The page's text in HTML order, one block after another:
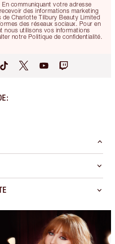
communiquant votre adresse
des informations marketing
Charlotte Tilbury Beauty Limited
des réseaux sociaux. Pour en
nous utilisons vos informations
notre Politique de confidentialité.
: